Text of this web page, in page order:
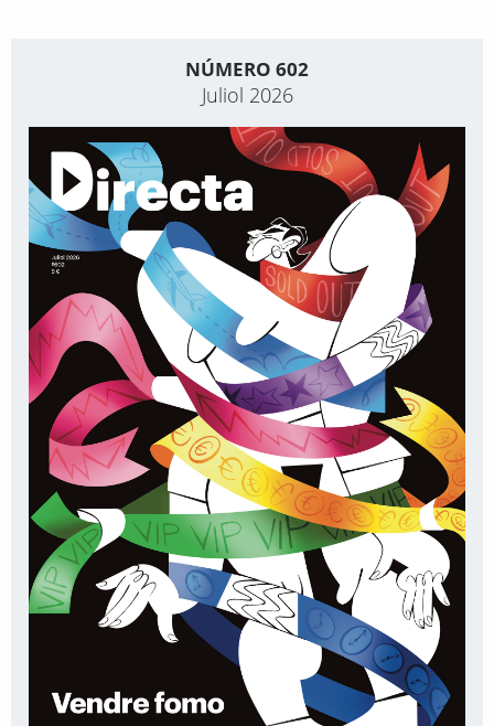
NÚMERO 602
Juliol 2026